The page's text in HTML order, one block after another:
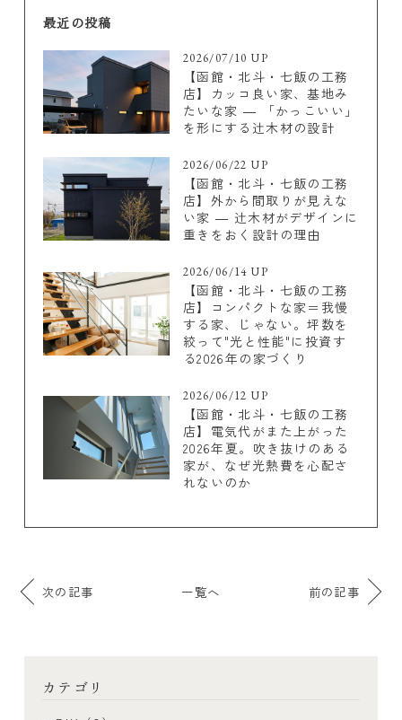
最近の投稿
2026/07/10 UP
【函館・北斗・七飯の工務
店】カッコ良い家、基地み
たいな家 ― 「かっこいい」
を形にする辻木材の設計
2026/06/22 UP
【函館・北斗・七飯の工務
店】外から間取りが見えな
い家 ― 辻木材がデザインに
重きをおく設計の理由
2026/06/14 UP
【函館・北斗・七飯の工務
店】コンパクトな家＝我慢
する家、じゃない。坪数を
絞って"光と性能"に投資す
る2026年の家づくり
2026/06/12 UP
【函館・北斗・七飯の工務
店】電気代がまた上がった
2026年夏。吹き抜けのある
家が、なぜ光熱費を心配さ
れないのか
次の記事 一覧へ 前の記事
カテゴリ